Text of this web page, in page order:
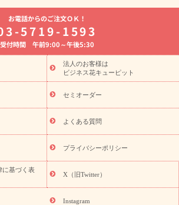
お祝いの花特集
誕生日フラワーギフト特集
キキョウ)
開店・開業祝い
お悔やみ お供え・お悔やみの花
通夜・葬儀に贈る花 胡蝶蘭・花鉢
のイベント
ひまわり ギフト・プレゼント
初盆） 季節のイベント
お盆 花（新
新盆・初盆）
お盆・お供え 花とセットギ
リザーブドフラワー
ひまわり ギフト・プ
贈り・お中元・暑中見舞い 花のギフト特集
ギフト・プレゼント特集
特集
敬老の日 花のおすすめランキング
敬
ト・プレゼント特集
敬老の日 花とセットギ
敬老の日の花 全てのギフト一覧
キャン
ターガーディアンズ』コラボキャンペーン
です」キャンペーン
誕生日の花を探す
誕生日フラワーギフト特集
お電話からのご注文ＯＫ！
5719-1593
受付時間 午前9:00～午後5:30
法人のお客様は
ビジネス花キューピット
セミオーダー
よくある質問
プライバシーポリシー
に基づく表
X（旧Twitter）
Instagram